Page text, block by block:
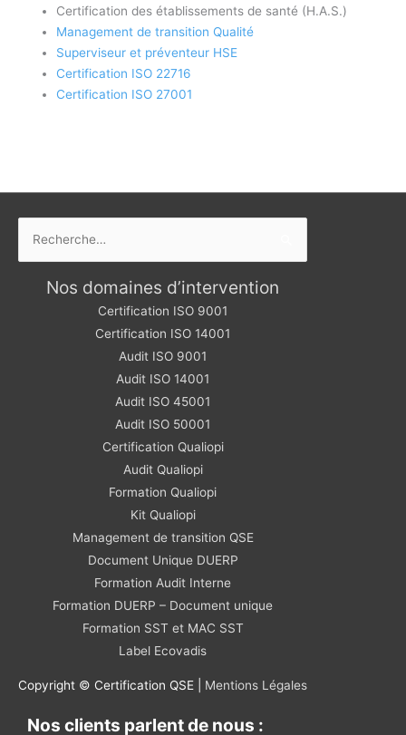
Certification des établissements de santé (H.A.S.)
Management de transition Qualité
Superviseur et préventeur HSE
Certification ISO 22716
Certification ISO 27001
Nos domaines d’intervention
Certification ISO 9001
Certification ISO 14001
Audit ISO 9001
Audit ISO 14001
Audit ISO 45001
Audit ISO 50001
Certification Qualiopi
Audit Qualiopi
Formation Qualiopi
Kit Qualiopi
Management de transition QSE
Document Unique DUERP
Formation Audit Interne
Formation DUERP – Document unique
Formation SST et MAC SST
Label Ecovadis
Copyright © Certification QSE | Mentions Légales
Nos clients parlent de nous :